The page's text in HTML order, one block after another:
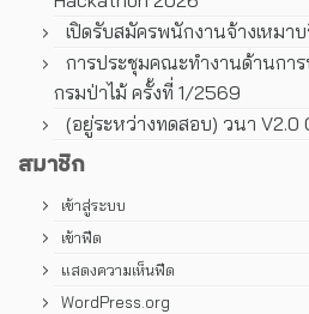
เปิดรับสมัครพนักงานจ้างเหมา
การประชุมคณะทํางานด้านกา
กรมป่าไม้ ครั้งที่ 1/2569
(อยู่ระหว่างทดสอบ) วนา V2.0
สมาชิก
เข้าสู่ระบบ
เข้าฟีด
แสดงความเห็นฟีด
WordPress.org